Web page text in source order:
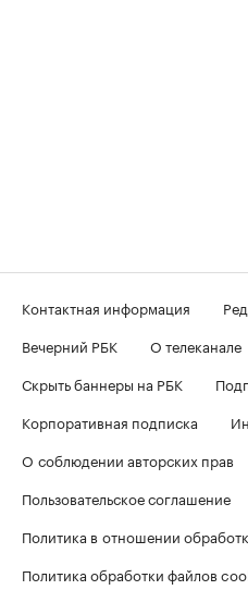
Контактная информация
Вечерний РБК
О телеканале
Скрыть баннеры на РБК
Корпоративная подписка
О соблюдении авторских прав
Пользовательское соглашение
Политика в отношении
Политика обработки файлов